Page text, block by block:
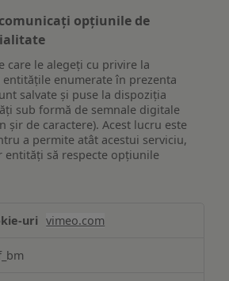
opțiunile de
care le alegeți cu privire la
enumerate în prezenta
salvate și puse la dispoziția
sub formă de semnale digitale
șir de caractere). Acest lucru este
a permite atât acestui serviciu,
entități să respecte opțiunile
vimeo.com